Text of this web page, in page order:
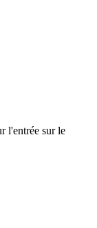
l'entrée sur le